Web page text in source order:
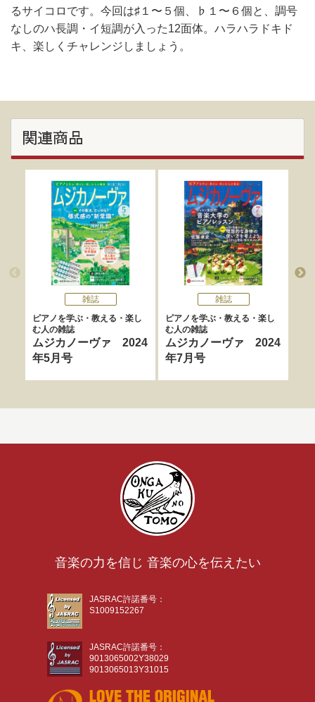
るサイコロです。今回は♯１〜５個、♭１〜６個と、調号
なしのハ長調・イ短調が入った12面体。ハラハラドキド
キ、楽しくチャレンジしましょう。
関連商品
雑誌
ピアノを学ぶ・教える・楽し
む人の雑誌
ムジカノーヴァ 2024
年5月号
雑誌
ピアノを学ぶ・教える・楽し
む人の雑誌
ムジカノーヴァ 2024
年7月号
音楽の力を信じ 音楽の心を伝えたい
JASRAC許諾番号：
S1009152267
JASRAC許諾番号：
9013065002Y38029
9013065013Y31015